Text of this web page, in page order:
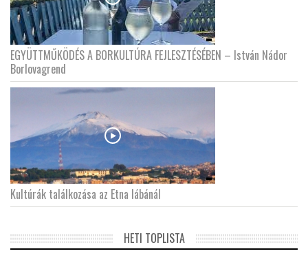
EGYÜTTMŰKÖDÉS A BORKULTÚRA FEJLESZTÉSÉBEN – István Nádor
Borlovagrend
Kultúrák találkozása az Etna lábánál
HETI TOPLISTA